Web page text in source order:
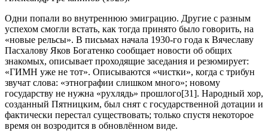
Одни попали во внутреннюю эмиграцию. Другие с разным
успехом смогли встать, как тогда принято было говорить, на
«новые рельсы». В письмах начала 1930-го года к Вячеславу
Пасхалову Яков Богатенко сообщает новости об общих
знакомых, описывает проходящие заседания и резюмирует:
«ГИМН уже не тот». Описываются «чистки», когда с трибун
звучат слова: «этнографии слишком много»; новому
государству не нужна «рухлядь» прошлого[31]. Народный хор,
созданный Пятницким, был снят с государственной дотации и
фактически перестал существовать; только спустя некоторое
время он возродится в обновлённом виде.